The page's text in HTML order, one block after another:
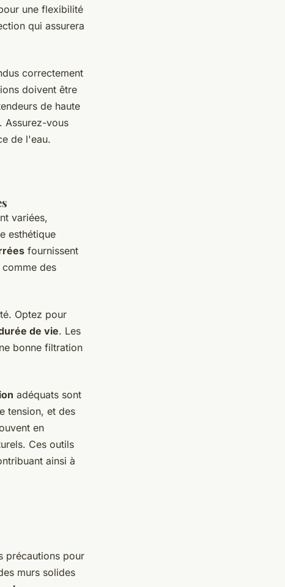
une flexibilité
qui assurera
correctement
doivent être
de haute
Assurez-vous
de l'eau.
variées,
esthétique
fournissent
des
Optez pour
de vie. Les
bonne filtration
adéquats sont
tension, et des
en
Ces outils
ainsi à
précautions pour
murs solides